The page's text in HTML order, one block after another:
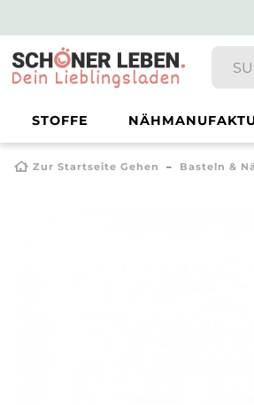
STOFFE
Zur Startseite Gehen Basteln &